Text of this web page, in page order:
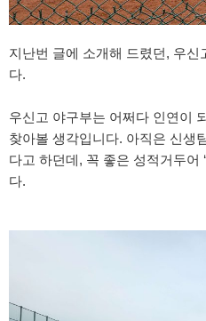
지난번 글에 소개해 드렸던, 우신
다.
우신고 야구부는 어쩌다 인연이
찾아볼 생각입니다. 아직은 신생
다고 하던데, 꼭 좋은 성적거두어
다.